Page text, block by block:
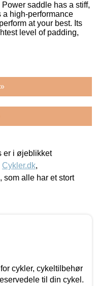
saddle has a stiff,
a high-performance
at your best. Its
level of padding,
er i øjeblikket
Cykler.dk,
, som alle har et stort
cykler, cykeltilbehør
til din cykel.